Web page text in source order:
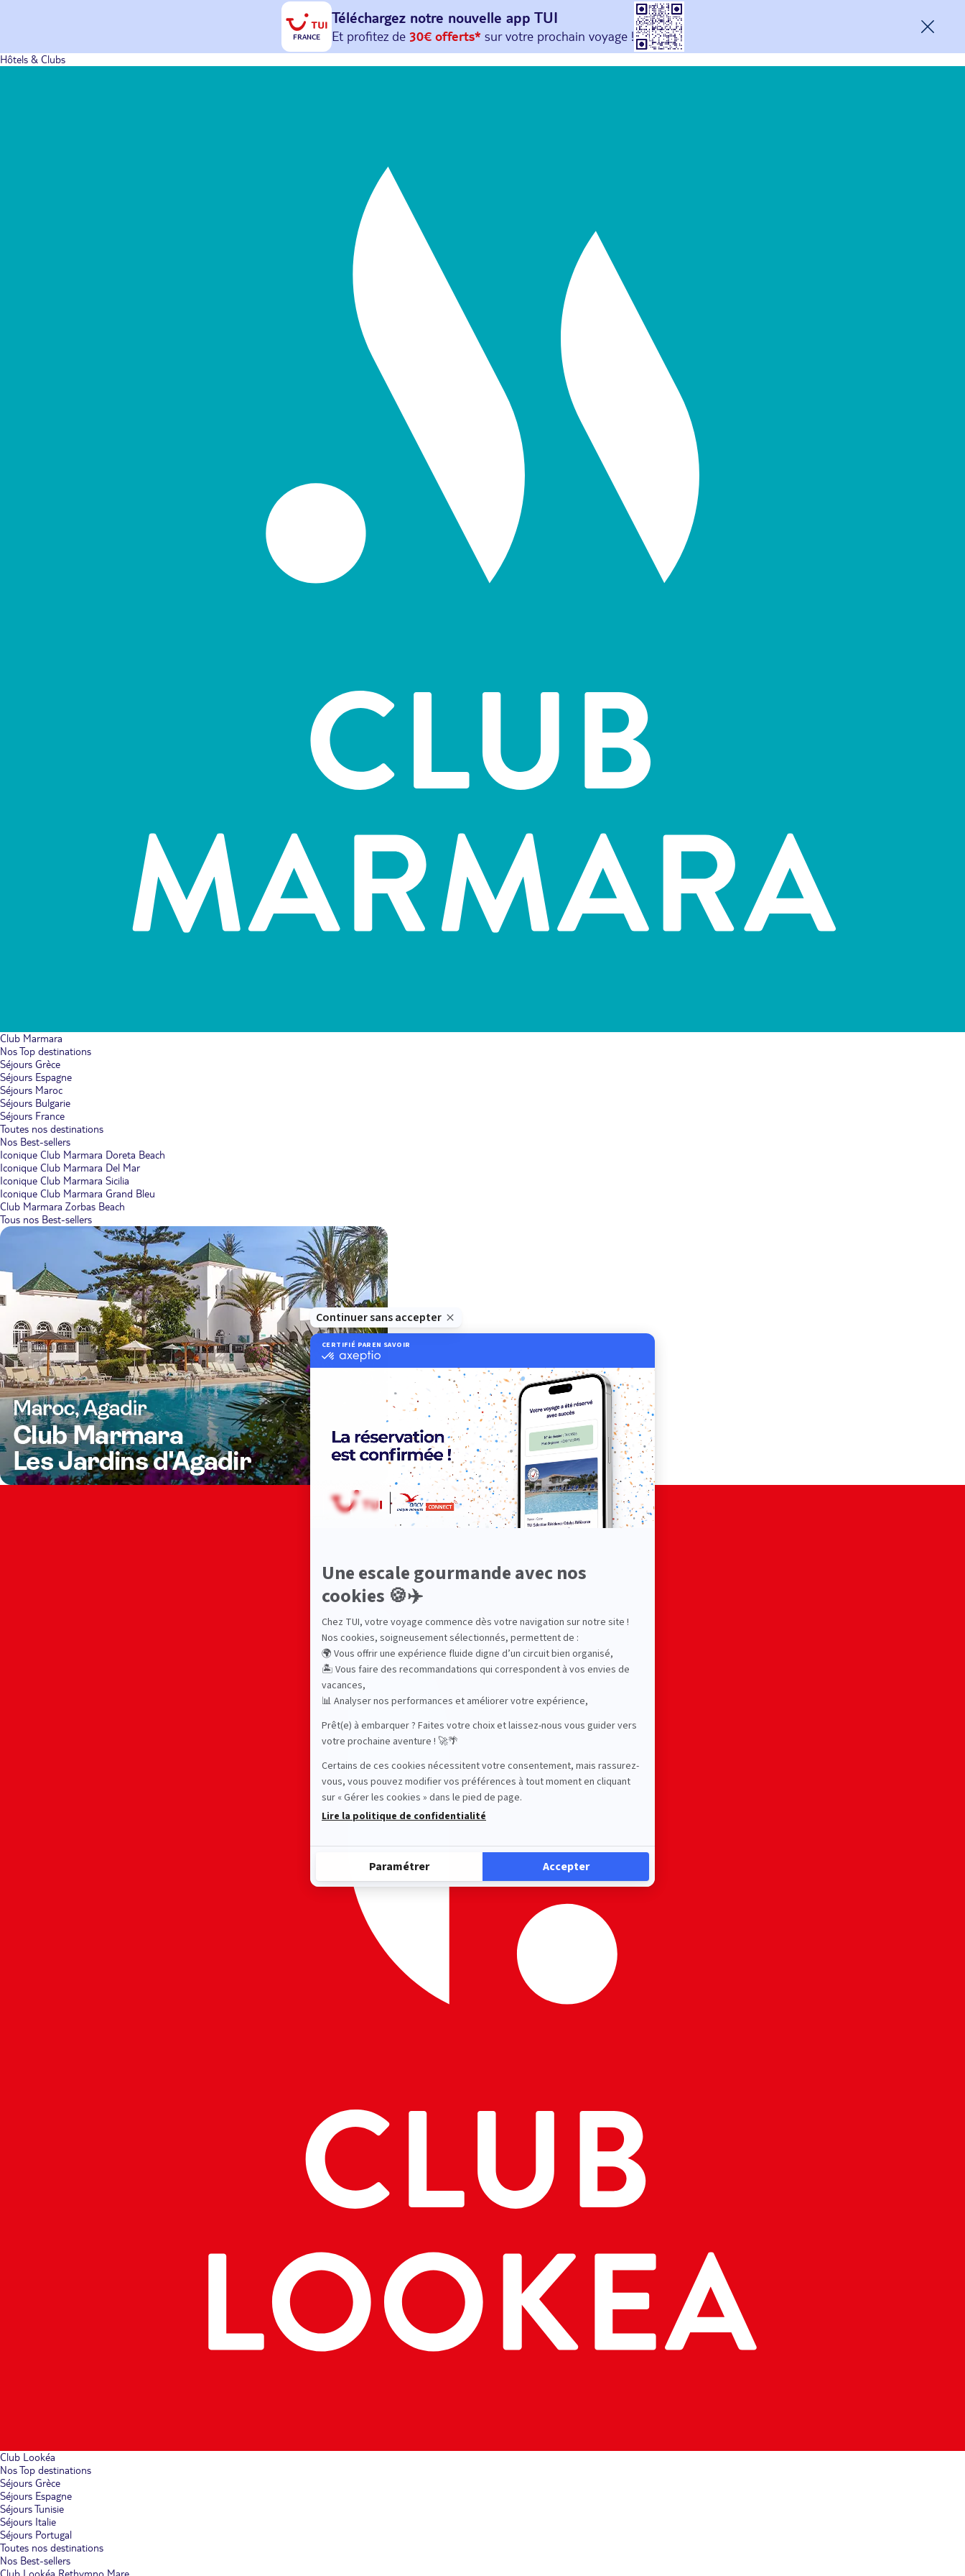
FRANCE
Téléchargez notre nouvelle app TUI
Et profitez de 30€ offerts*sur votre prochain
avec le code : HAPPYAPP
Hôtels & Clubs
Club Marmara
Nos Top destinations
Séjours Grèce
Séjours Espagne
Séjours Maroc
Séjours Bulgarie
Séjours France
Toutes nos destinations
Nos Best-sellers
Iconique Club Marmara Doreta Beach
Iconique Club Marmara Del Mar
Iconique Club Marmara Sicilia
Iconique Club Marmara Grand Bleu
Club Marmara Zorbas Beach
Tous nos Best-sellers
Club Lookéa
Nos Top destinations
Séjours Grèce
Séjours Espagne
Séjours Tunisie
Séjours Italie
Séjours Portugal
Toutes nos destinations
Nos Best-sellers